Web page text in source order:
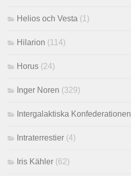
Helios och Vesta (1)
Hilarion (114)
Horus (24)
Inger Noren (329)
Intergalaktiska Konfederationen
Intraterrestier (4)
Iris Kähler (62)